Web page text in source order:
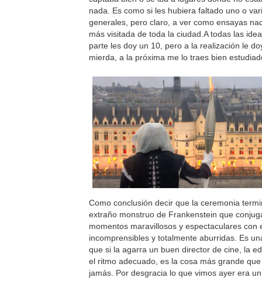
nada. Es como si les hubiera faltado uno o
generales, pero claro, a ver como ensayas
más visitada de toda la ciudad.A todas las
parte les doy un 10, pero a la realización le
mierda, a la próxima me lo traes bien
Como conclusión decir que la ceremonia
extraño monstruo de Frankenstein que
momentos maravillosos y espectaculares con
incomprensibles y totalmente aburridas. Es
que si la agarra un buen director de cine, la
el ritmo adecuado, es la cosa más grande
jamás. Por desgracia lo que vimos ayer era